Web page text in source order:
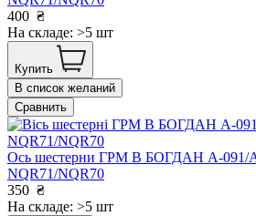
400 ₴
На складе: >5 шт
Купить
В список желаний
Сравнить
Ось шестерни ГРМ В БОГДАН А-091/
NQR71/NQR70
350 ₴
На складе: >5 шт